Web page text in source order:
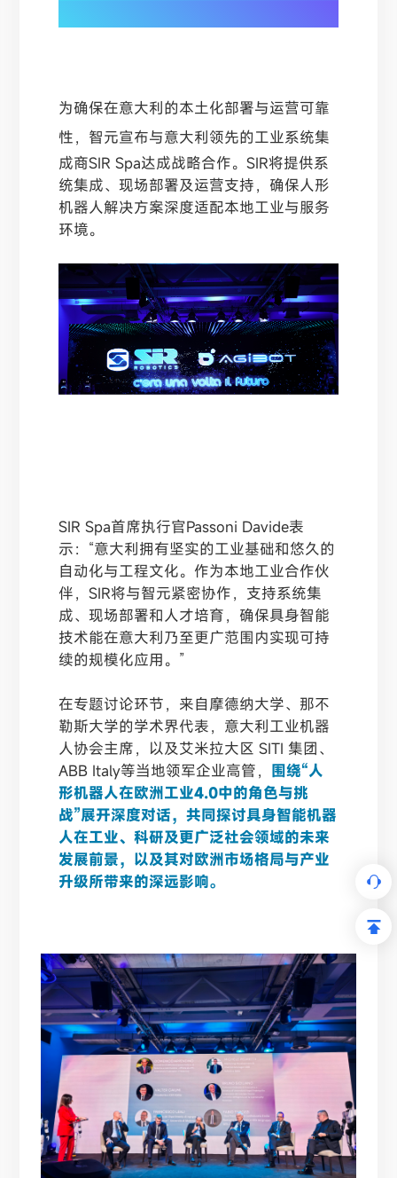
为确保在意大利的本土化部署与运营可靠
性， 智元宣布与意大利领先的工业系统集
成商SIR Spa达成战略合作。SIR将提供系
统集成、现场部署及运营支持，确保人形
机器人解决方案深度适配本地工业与服务
环境。
SIR Spa首席执行官Passoni Davide表
示：“意大利拥有坚实的工业基础和悠久的
自动化与工程文化。作为本地工业合作伙
伴，SIR将与智元紧密协作，支持系统集
成、现场部署和人才培育，确保具身智能
技术能在意大利乃至更广范围内实现可持
续的规模化应用。”
在专题讨论环节，来自摩德纳大学、那不
勒斯大学的学术界代表，意大利工业机器
人协会主席，以及艾米拉大区 SITI 集团、
ABB Italy等当地领军企业高管， 围绕“人
形机器人在欧洲工业4.0中的角色与挑
战”展开深度对话，共同探讨具身智能机器
人在工业、科研及更广泛社会领域的未来
发展前景，以及其对欧洲市场格局与产业
升级所带来的深远影响。